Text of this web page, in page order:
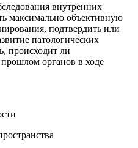
внутренних
максимально объективную
подтвердить или
патологических
происходит ли
органов в ходе